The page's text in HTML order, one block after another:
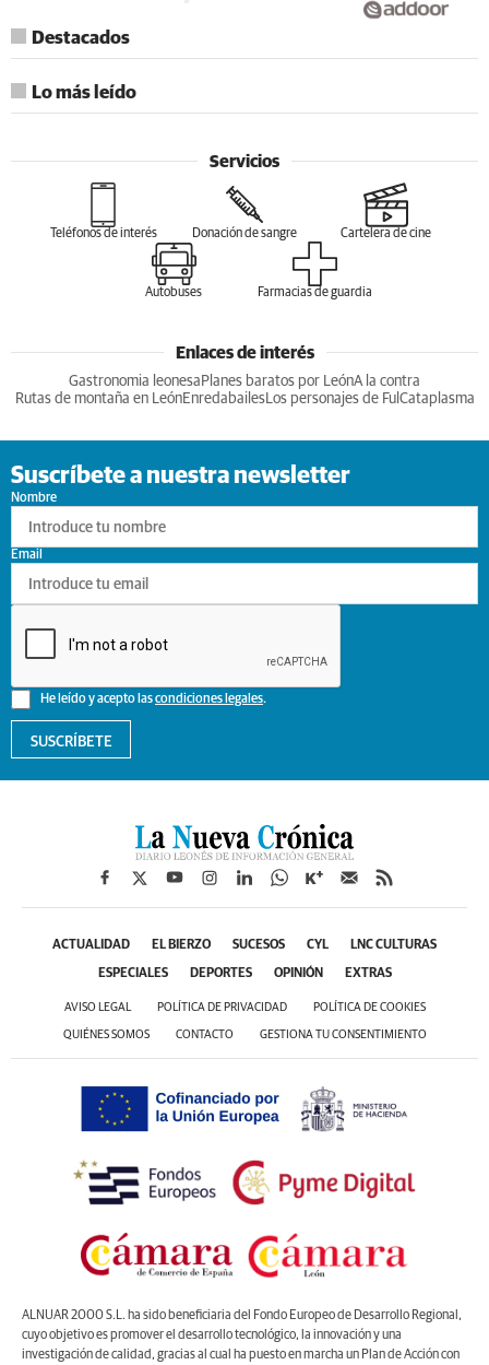
Destacados
Lo más leído
Servicios
Teléfonos de interés Donación de sangre Cartelera de cine
Autobuses Farmacias de guardia
Enlaces de interés
Gastronomia leonesa Planes baratos por LeónA la contra
Rutas de montaña en LeónEnredabailesLos personajes de Ful Cataplasma
Suscríbete a nuestra newsletter
Nombre
He leído y acepto lascondiciones legales.
Email
SUSCRÍBETE
ACTUALIDAD EL BIERZO SUCESOS CYL LNC CULTURAS
ESPECIALES DEPORTES OPINIÓN EXTRAS
AVISO LEGAL POLÍTICA DE PRIVACIDAD POLÍTICA DE COOKIES
QUIÉNES SOMOS CONTACTO GESTIONA TU CONSENTIMIENTO
ALNUAR 2000 S.L. ha sido beneficiaria del Fondo Europeo de Desarrollo Regional,
cuyo objetivo es promover el desarrollo tecnológico, la innovación y una
investigación de calidad, gracias al cual ha puesto en marcha un Plan de Acción con